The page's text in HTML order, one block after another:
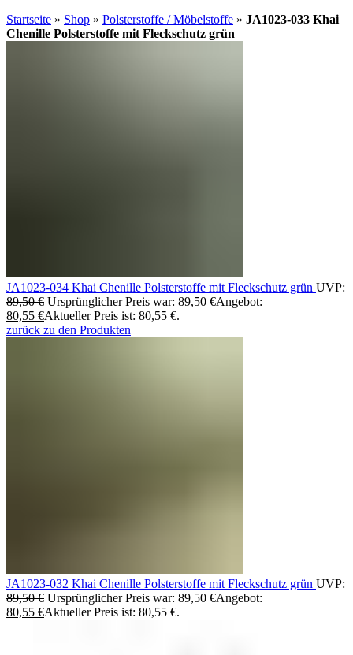
Startseite » Shop » Polsterstoffe / Möbelstoffe » JA1023-033 Khai
Chenille Polsterstoffe mit Fleckschutz grün
JA1023-034 Khai Chenille Polsterstoffe mit Fleckschutz grün UVP:
89,50€ Ursprünglicher Preis war: 89,50 €Angebot:
80,55 €Aktueller Preis ist: 80,55 €.
zurück zu den Produkten
JA1023-032 Khai Chenille Polsterstoffe mit Fleckschutz grün UVP:
89,50€ Ursprünglicher Preis war: 89,50 €Angebot:
80,55 €Aktueller Preis ist: 80,55 €.